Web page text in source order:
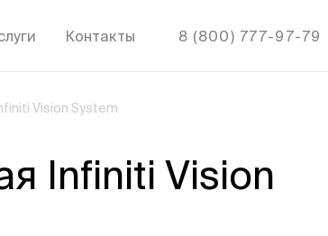
Контакты 8 (800) 777-97-79
Vision System
Infiniti Vision